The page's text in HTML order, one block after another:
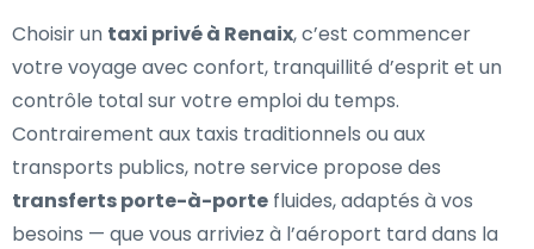
Choisir un taxi privé à Renaix, c’est commencer
votre voyage avec confort, tranquillité d’esprit et un
contrôle total sur votre emploi du temps.
Contrairement aux taxis traditionnels ou aux
transports publics, notre service propose des
transferts porte-à-porte fluides, adaptés à vos
besoins — que vous arriviez à l’aéroport tard dans la